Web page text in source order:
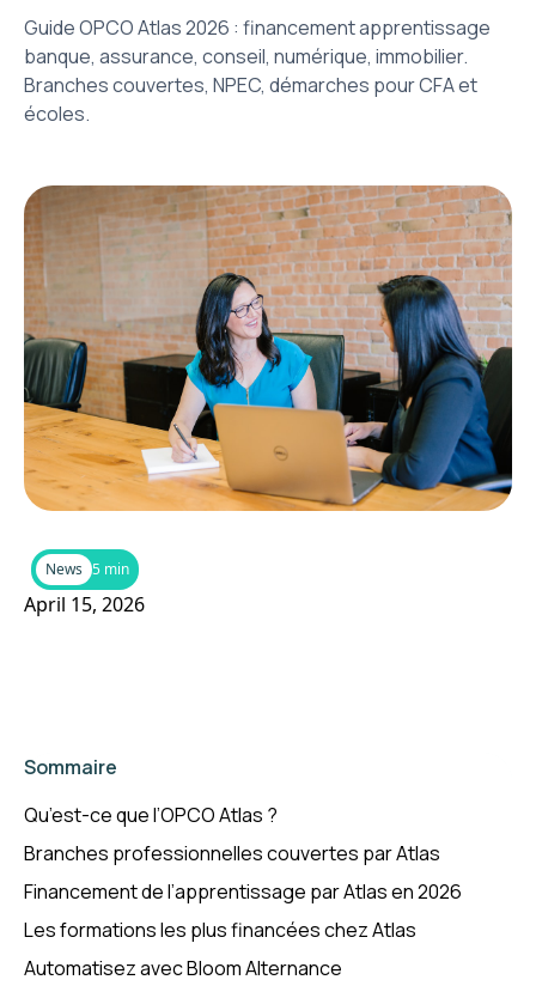
Guide OPCO Atlas 2026 : financement apprentissage
banque, assurance, conseil, numérique, immobilier.
Branches couvertes, NPEC, démarches pour CFA et
écoles.
News 5 min
April 15, 2026
Sommaire
Qu’est-ce que l’OPCO Atlas ?
Branches professionnelles couvertes par Atlas
Financement de l’apprentissage par Atlas en 2026
Les formations les plus financées chez Atlas
Automatisez avec Bloom Alternance